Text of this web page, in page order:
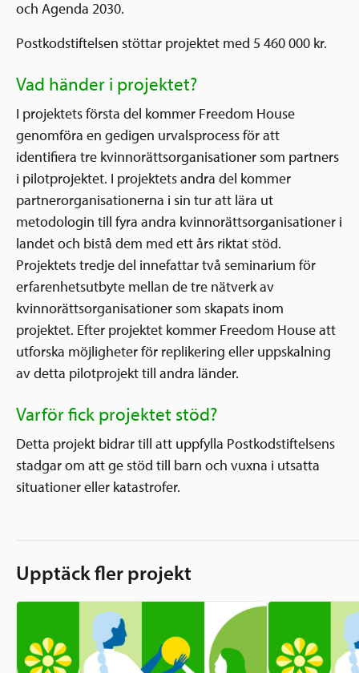
och Agenda 2030.
Postkodstiftelsen stöttar projektet med 5 460 000 kr.
Vad händer i projektet?
I projektets första del kommer Freedom House
genomföra en gedigen urvalsprocess för att
identifiera tre kvinnorättsorganisationer som partners
i pilotprojektet. I projektets andra del kommer
partnerorganisationerna i sin tur att lära ut
metodologin till fyra andra kvinnorättsorganisationer i
landet och bistå dem med ett års riktat stöd.
Projektets tredje del innefattar två seminarium för
erfarenhetsutbyte mellan de tre nätverk av
kvinnorättsorganisationer som skapats inom
projektet. Efter projektet kommer Freedom House att
utforska möjligheter för replikering eller uppskalning
av detta pilotprojekt till andra länder.
Varför fick projektet stöd?
Detta projekt bidrar till att uppfylla Postkodstiftelsens
stadgar om att ge stöd till barn och vuxna i utsatta
situationer eller katastrofer.
Upptäck fler projekt